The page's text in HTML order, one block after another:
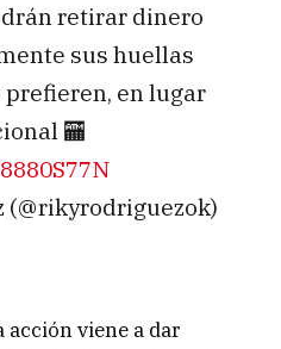
retirar dinero
sus huellas
en lugar
🏧
(@rikyrodriguezok)
acción viene a dar